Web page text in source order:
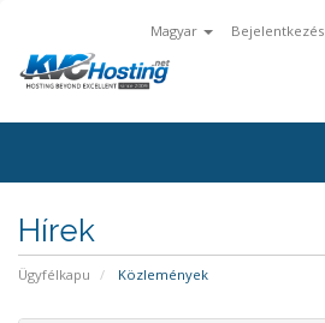
Magyar Bejelentkezés
Hírek
Ügyfélkapu Közlemények